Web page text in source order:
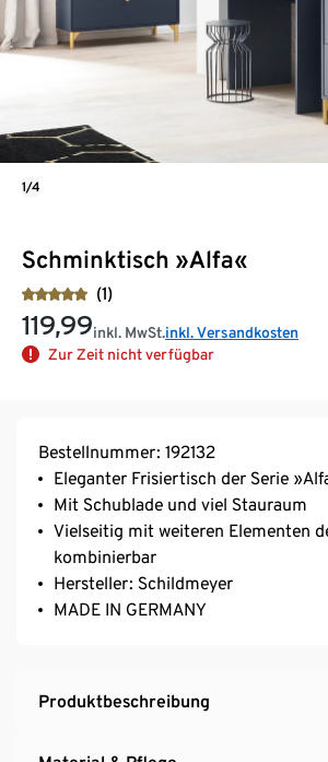
Schminktisch »Alfa«
(1)
119,99inkl. MwSt.inkl. Versandkosten
Zur Zeit nicht verfügbar
1/4
Bestellnummer: 192132
Eleganter Frisiertisch der Serie
Mit Schublade und viel Stauraum
Vielseitig mit weiteren Elementen
kombinierbar
Hersteller: Schildmeyer
MADE IN GERMANY
Produktbeschreibung